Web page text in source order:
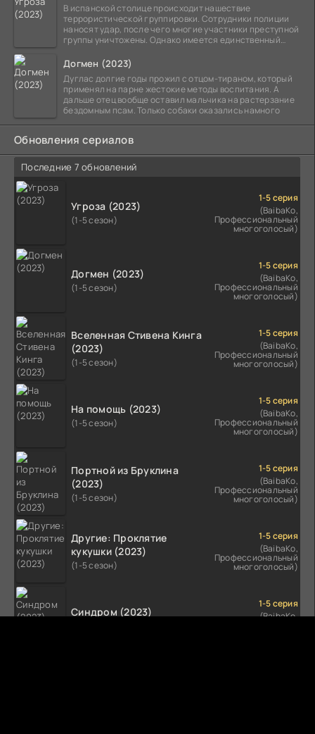
В испанской столице происходит нашествие
террористической группировки. Сотрудники полиции
наносят удар, после чего многие участники преступной
группы уничтожены. Однако имеется единственный
Догмен (2023)
Дуглас долгие годы прожил с отцом-тираном, который
применял на парне жестокие методы воспитания. А
дальше отец вообще оставил мальчика на растерзание
бездомным псам. Только собаки оказались намного
Обновления сериалов
Последние 7 обновлений
Угроза (2023)
(1-5 сезон)
1-5 серия
(BaibaKo,
Профессиональный
многоголосый)
Догмен (2023)
(1-5 сезон)
1-5 серия
(BaibaKo,
Профессиональный
многоголосый)
Вселенная Стивена Кинга
(2023)
(1-5 сезон)
1-5 серия
(BaibaKo,
Профессиональный
многоголосый)
На помощь (2023)
(1-5 сезон)
1-5 серия
(BaibaKo,
Профессиональный
многоголосый)
Портной из Бруклина
(2023)
(1-5 сезон)
1-5 серия
(BaibaKo,
Профессиональный
многоголосый)
Другие: Проклятие
кукушки (2023)
(1-5 сезон)
1-5 серия
(BaibaKo,
Профессиональный
многоголосый)
Синдром (2023)
1-5 серия
(BaibaKo,